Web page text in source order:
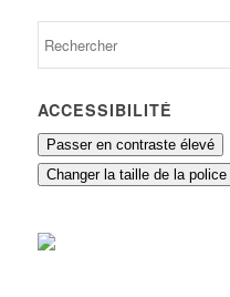
ACCESSIBILITÉ
Passer en contraste élevé
Changer la taille de la police